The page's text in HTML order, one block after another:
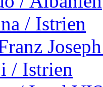
/ Istrien
/ Istrien